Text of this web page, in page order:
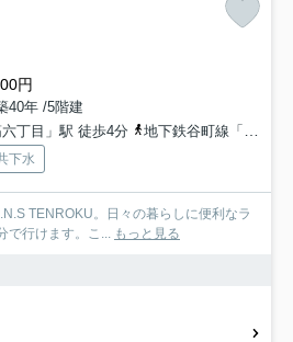
円
40年 /5階建
丁目」駅 徒歩4分
地下鉄谷町線「中崎町」駅 徒歩10分
下水
TENROKU。日々の暮らしに便利なラ
で行けます。こ... もっと見る